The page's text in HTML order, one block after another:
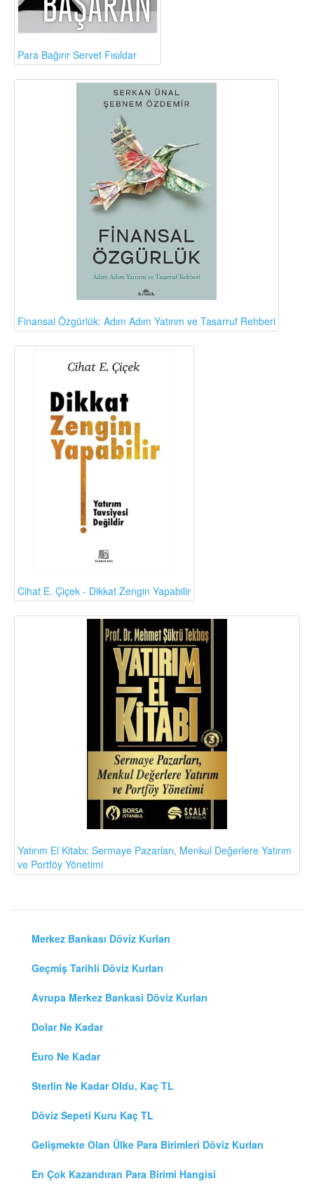
Para Bağırır Servet Fısıldar
Finansal Özgürlük: Adım Adım Yatırım ve Tasarruf Rehberi
Cihat E. Çiçek - Dikkat Zengin Yapabilir
Yatırım El Kitabı: Sermaye Pazarları, Menkul Değerlere Yatırım
ve Portföy Yönetimi
Merkez Bankası Döviz Kurları
Geçmiş Tarihli Döviz Kurları
Avrupa Merkez Bankasi Döviz Kurları
Dolar Ne Kadar
Euro Ne Kadar
Sterlin Ne Kadar Oldu, Kaç TL
Döviz Sepeti Kuru Kaç TL
Gelişmekte Olan Ülke Para Birimleri Döviz Kurları
En Çok Kazandıran Para Birimi Hangisi